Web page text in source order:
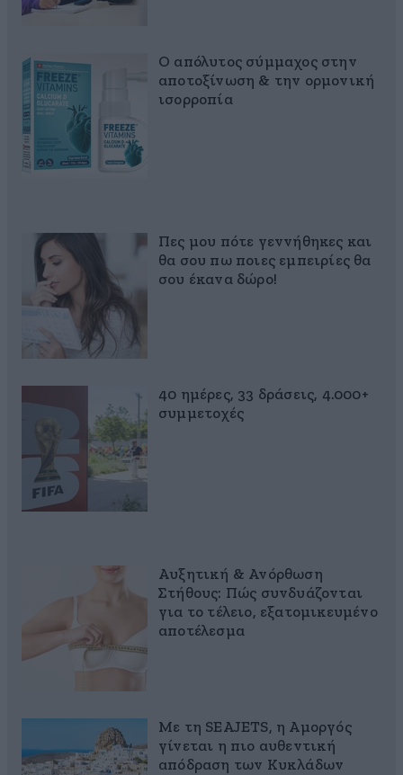
Ο απόλυτος σύμμαχος στην
αποτοξίνωση & την ορμονική
ισορροπία
Πες μου πότε γεννήθηκες και
θα σου πω ποιες εμπειρίες θα
σου έκανα δώρο!
40 ημέρες, 33 δράσεις, 4.000+
συμμετοχές
Αυξητική & Ανόρθωση
Στήθους: Πώς συνδυάζονται
για το τέλειο, εξατομικευμένο
αποτέλεσμα
Με τη SEAJETS, η Αμοργός
γίνεται η πιο αυθεντική
απόδραση των Κυκλάδων